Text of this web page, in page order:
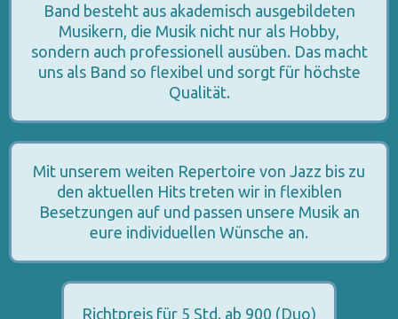
Band besteht aus akademisch ausgebildeten
Musikern, die Musik nicht nur als Hobby,
sondern auch professionell ausüben. Das macht
uns als Band so flexibel und sorgt für höchste
Qualität.
Mit unserem weiten Repertoire von Jazz bis zu
den aktuellen Hits treten wir in flexiblen
Besetzungen auf und passen unsere Musik an
eure individuellen Wünsche an.
Richtpreis für 5 Std. ab 900 (Duo)